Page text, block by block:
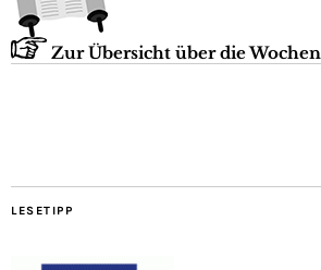
Zur Übersicht über die
LESETIPP